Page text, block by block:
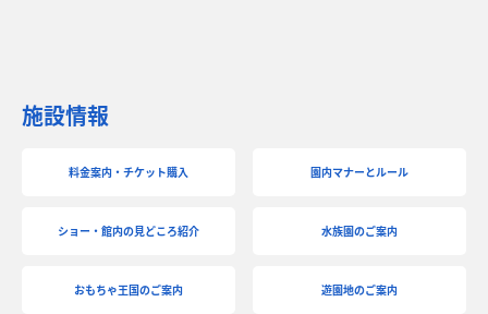
施設情報
料金案内・チケット購入 園内マナーとルール
ショー・館内の見どころ紹介 水族園のご案内
おもちゃ王国のご案内 遊園地のご案内